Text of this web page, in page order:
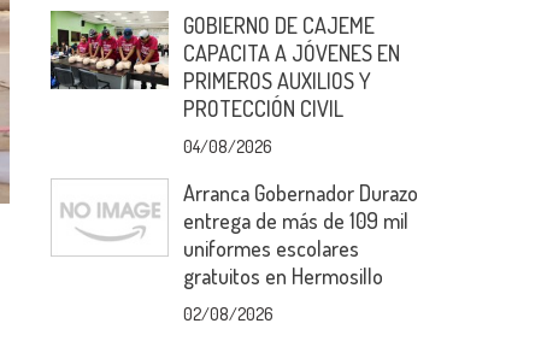
GOBIERNO DE CAJEME
CAPACITA A JÓVENES EN
PRIMEROS AUXILIOS Y
PROTECCIÓN CIVIL
04/08/2026
Arranca Gobernador Durazo
entrega de más de 109 mil
uniformes escolares
gratuitos en Hermosillo
02/08/2026